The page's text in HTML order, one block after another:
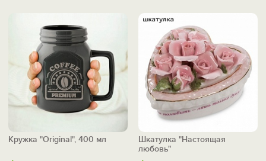
Кружка "Original", 400 мл
Шкатулка "Настоящая
любовь"